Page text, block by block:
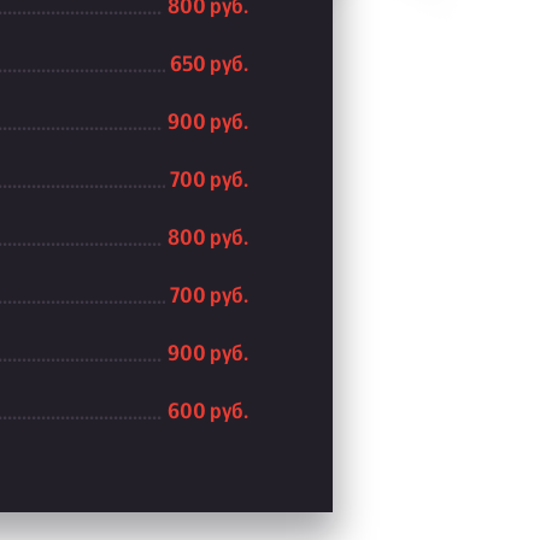
800 руб.
650 руб.
900 руб.
700 руб.
800 руб.
700 руб.
900 руб.
600 руб.